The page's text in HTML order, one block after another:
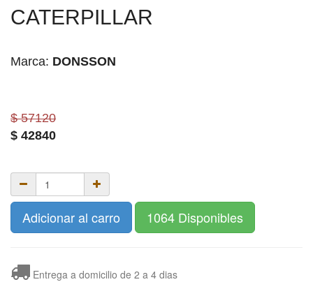
CATERPILLAR
Marca: DONSSON
$ 57120
$ 42840
Adicionar al carro 1064 Disponibles
Entrega a domicilio de 2 a 4 dias